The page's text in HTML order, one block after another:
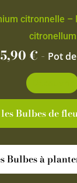
citronnelle –
citronellum
5,90€ - Pot
Bulbes de
Bulbes à